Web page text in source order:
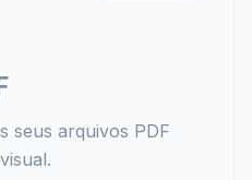
seus arquivos PDF